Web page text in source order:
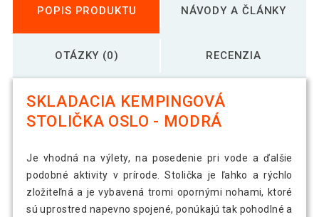
POPIS PRODUKTU NÁVODY A ČLÁNKY
OTÁZKY (0) RECENZIA
SKLADACIA KEMPINGOVÁ
STOLIČKA OSLO - MODRÁ
Je vhodná na výlety, na posedenie pri vode a ďalšie
podobné aktivity v prírode. Stolička je ľahko a rýchlo
zložiteľná a je vybavená tromi opornými nohami, ktoré
sú uprostred napevno spojené, ponúkajú tak pohodlné a